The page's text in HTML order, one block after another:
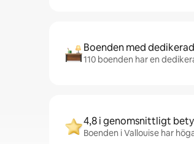
Boenden med
110 boenden har en
4,8 i genomsnittligt
Boenden i Vallouise har